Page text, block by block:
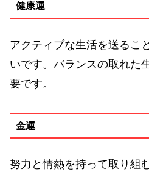
健康運
アクティブな生活を送るこ
いです。バランスの取れた
要です。
金運
努力と情熱を持って取り組